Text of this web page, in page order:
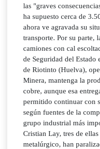
las "graves
ha supuesto cerca de
ahora ve agravada su
transporte. Por su parte,
camiones con cal
de Seguridad del
de Riotinto (Huelva),
Minera, mantenga la
cobre, aunque esa
permitido continuar con
según fuentes de la
grupo industrial más
Cristian Lay, tres de
metalúrgico, han